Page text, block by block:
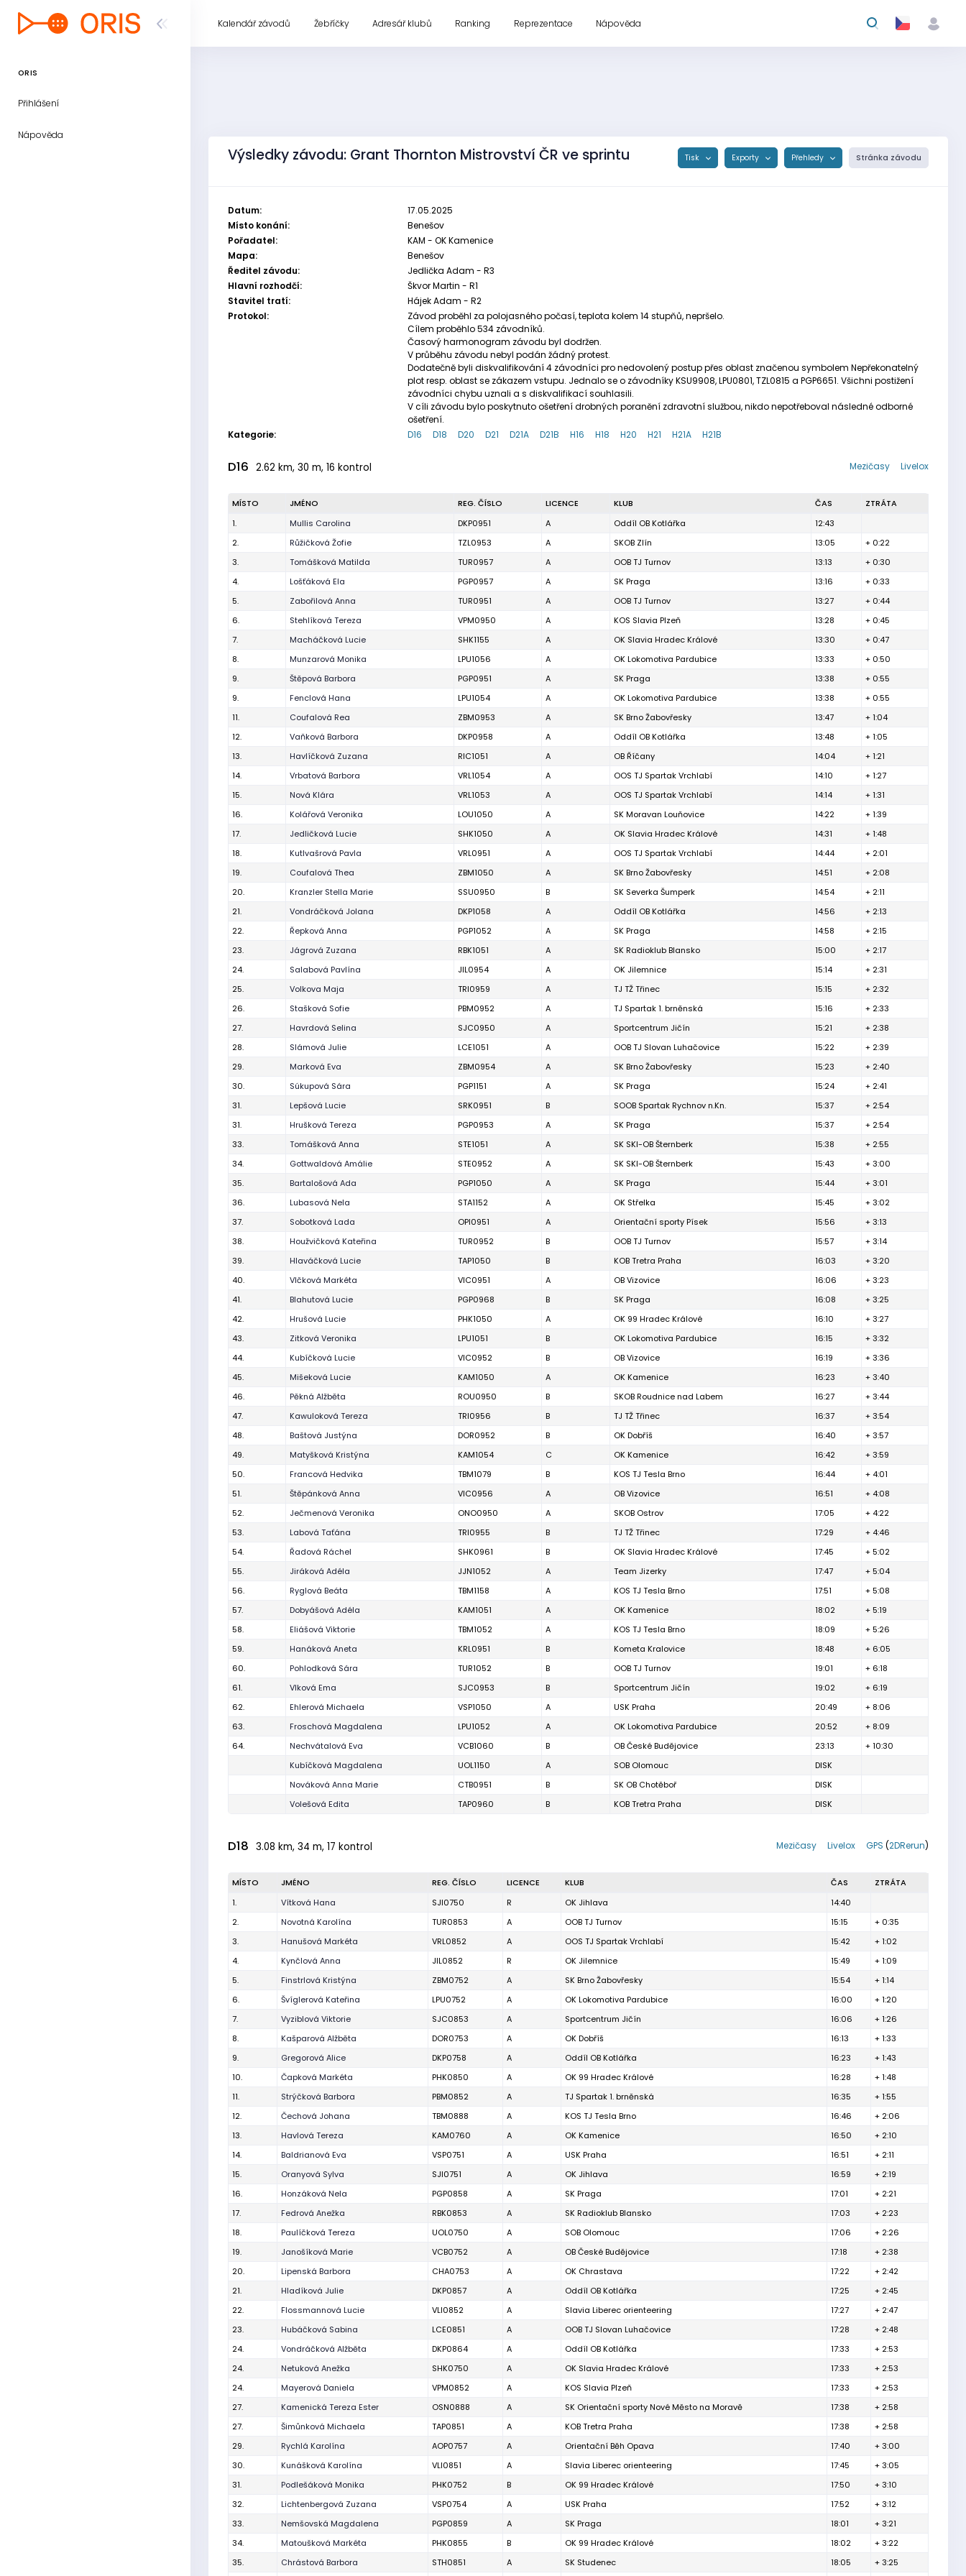
ORIS
Přihlášení
Nápověda
Kalendář závodů Žebříčky Adresář klubů Ranking Reprezentace Nápověda
Výsledky závodu: Grant Thornton Mistrovství ČR ve sprintu Tisk Exporty Přehledy Stránka závodu
Datum:
17.05.2025
Místo konání:
Benešov
Pořadatel:
KAM - OK Kamenice
Mapa:
Benešov
Ředitel závodu:
Jedlička Adam - R3
Hlavní rozhodčí:
Škvor Martin - R1
Stavitel tratí:
Hájek Adam - R2
Protokol:
Závod proběhl za polojasného počasí, teplota kolem 14 stupňů, nepršelo.
Cílem proběhlo 534 závodníků.
Časový harmonogram závodu byl dodržen.
V průběhu závodu nebyl podán žádný protest.
Dodatečně byli diskvalifikování 4 závodníci pro nedovolený postup přes oblast značenou symbolem Nepřekonatelný
plot resp. oblast se zákazem vstupu. Jednalo se o závodníky KSU9908, LPU0801, TZL0815 a PGP6651. Všichni postižení
závodníci chybu uznali a s diskvalifikací souhlasili.
V cíli závodu bylo poskytnuto ošetření drobných poranění zdravotní službou, nikdo nepotřeboval následné odborné
ošetření.
Kategorie:
D16 D18 D20 D21 D21A D21B H16 H18 H20 H21 H21A H21B
D16 2.62 km, 30 m, 16 kontrol Livelox
Mezičasy
MÍSTO JMÉNO REG. ČÍSLO LICENCE KLUB ČAS
ZTRÁTA
1.
Mullis Carolina DKP0951 A Oddíl OB Kotlářka
12:43
2.
Růžičková Žofie TZL0953 A SKOB Zlín 13:05
+ 0:22
3.
Tomášková Matilda TUR0957 A OOB TJ Turnov 13:13
+ 0:30
4.
Lošťáková Ela PGP0957 A SK Praga 13:16
+ 0:33
5.
Zabořilová Anna TUR0951 A OOB TJ Turnov 13:27
+ 0:44
6.
Stehlíková Tereza VPM0950 A KOS Slavia Plzeň 13:28
+ 0:45
7.
Macháčková Lucie SHK1155 A OK Slavia Hradec Králové 13:30
+ 0:47
8.
Munzarová Monika LPU1056 A OK Lokomotiva Pardubice 13:33
+ 0:50
9.
Štěpová Barbora PGP0951 A SK Praga 13:38
+ 0:55
9.
Fenclová Hana LPU1054 A OK Lokomotiva Pardubice 13:38
+ 0:55
11.
Coufalová Rea ZBM0953 A SK Brno Žabovřesky 13:47
+ 1:04
12.
Vaňková Barbora DKP0958 A Oddíl OB Kotlářka 13:48
+ 1:05
13.
Havlíčková Zuzana RIC1051 A OB Říčany 14:04
+ 1:21
14.
Vrbatová Barbora VRL1054 A OOS TJ Spartak Vrchlabí 14:10
+ 1:27
15.
Nová Klára VRL1053 A OOS TJ Spartak Vrchlabí 14:14
+ 1:31
16.
Kolářová Veronika LOU1050 A SK Moravan Louňovice 14:22
+ 1:39
17.
Jedličková Lucie SHK1050 A OK Slavia Hradec Králové 14:31
+ 1:48
18.
Kutlvašrová Pavla VRL0951 A OOS TJ Spartak Vrchlabí 14:44
+ 2:01
19.
Coufalová Thea ZBM1050 A SK Brno Žabovřesky 14:51
+ 2:08
20.
Kranzler Stella Marie SSU0950 B SK Severka Šumperk 14:54
+ 2:11
21.
Vondráčková Jolana DKP1058 A Oddíl OB Kotlářka 14:56
+ 2:13
22.
Řepková Anna PGP1052 A SK Praga 14:58
+ 2:15
23.
Jágrová Zuzana RBK1051 A SK Radioklub Blansko 15:00
+ 2:17
24.
Salabová Pavlína JIL0954 A OK Jilemnice 15:14
+ 2:31
25.
Volkova Maja TRI0959 A TJ TŽ Třinec 15:15
+ 2:32
26.
Stašková Sofie PBM0952 A TJ Spartak 1. brněnská 15:16
+ 2:33
27.
Havrdová Selina SJC0950 A Sportcentrum Jičín 15:21
+ 2:38
28.
Slámová Julie LCE1051 A OOB TJ Slovan Luhačovice 15:22
+ 2:39
29.
Marková Eva ZBM0954 A SK Brno Žabovřesky 15:23
+ 2:40
30.
Súkupová Sára PGP1151 A SK Praga 15:24
+ 2:41
31.
Lepšová Lucie SRK0951 B SOOB Spartak Rychnov n.Kn. 15:37
+ 2:54
31.
Hrušková Tereza PGP0953 A SK Praga 15:37
+ 2:54
33.
Tomášková Anna STE1051 A SK SKI-OB Šternberk 15:38
+ 2:55
34.
Gottwaldová Amálie STE0952 A SK SKI-OB Šternberk 15:43
+ 3:00
35.
Bartalošová Ada PGP1050 A SK Praga 15:44
+ 3:01
36.
Lubasová Nela STA1152 A OK Střelka 15:45
+ 3:02
37.
Sobotková Lada OPI0951 A Orientační sporty Písek 15:56
+ 3:13
38.
Houžvičková Kateřina TUR0952 B OOB TJ Turnov 15:57
+ 3:14
39.
Hlaváčková Lucie TAP1050 B KOB Tretra Praha 16:03
+ 3:20
40.
Vlčková Markéta VIC0951 A OB Vizovice 16:06
+ 3:23
41.
Blahutová Lucie PGP0968 B SK Praga 16:08
+ 3:25
42.
Hrušová Lucie PHK1050 A OK 99 Hradec Králové 16:10
+ 3:27
43.
Zitková Veronika LPU1051 B OK Lokomotiva Pardubice 16:15
+ 3:32
44.
Kubíčková Lucie VIC0952 B OB Vizovice 16:19
+ 3:36
45.
Mišeková Lucie KAM1050 A OK Kamenice 16:23
+ 3:40
46.
Pěkná Alžběta ROU0950 B SKOB Roudnice nad Labem 16:27
+ 3:44
47.
Kawuloková Tereza TRI0956 B TJ TŽ Třinec 16:37
+ 3:54
48.
Baštová Justýna DOR0952 B OK Dobříš 16:40
+ 3:57
49.
Matyšková Kristýna KAM1054 C OK Kamenice 16:42
+ 3:59
50.
Francová Hedvika TBM1079 B KOS TJ Tesla Brno 16:44
+ 4:01
51.
Štěpánková Anna VIC0956 A OB Vizovice 16:51
+ 4:08
52.
Ječmenová Veronika ONO0950 A SKOB Ostrov 17:05
+ 4:22
53.
Labová Taťána TRI0955 B TJ TŽ Třinec 17:29
+ 4:46
54.
Řadová Ráchel SHK0961 B OK Slavia Hradec Králové 17:45
+ 5:02
55.
Jiráková Adéla JJN1052 A Team Jizerky 17:47
+ 5:04
56.
Ryglová Beáta TBM1158 A KOS TJ Tesla Brno 17:51
+ 5:08
57.
Dobyášová Adéla KAM1051 A OK Kamenice 18:02
+ 5:19
58.
Eliášová Viktorie TBM1052 A KOS TJ Tesla Brno 18:09
+ 5:26
59.
Hanáková Aneta KRL0951 B Kometa Kralovice 18:48
+ 6:05
60.
Pohlodková Sára TUR1052 B OOB TJ Turnov 19:01
+ 6:18
61.
Vlková Ema SJC0953 B Sportcentrum Jičín 19:02
+ 6:19
62.
Ehlerová Michaela VSP1050 A USK Praha 20:49
+ 8:06
63.
Froschová Magdalena LPU1052 A OK Lokomotiva Pardubice 20:52
+ 8:09
64.
Nechvátalová Eva VCB1060 B OB České Budějovice 23:13
+ 10:30
Kubíčková Magdalena
UOL1150 A SOB Olomouc
DISK
Nováková Anna Marie
CTB0951 B SK OB Chotěboř
DISK
Volešová Edita
TAP0960 B KOB Tretra Praha DISK
D18 3.08 km, 34 m, 17 kontrol GPS (2DRerun)
Livelox
Mezičasy
MÍSTO JMÉNO REG. ČÍSLO LICENCE KLUB ČAS
ZTRÁTA
1.
Vítková Hana SJI0750 R OK Jihlava
14:40
2.
Novotná Karolína TUR0853 A OOB TJ Turnov 15:15
+ 0:35
3.
Hanušová Markéta VRL0852 A OOS TJ Spartak Vrchlabí 15:42
+ 1:02
4.
Kynčlová Anna JIL0852 R OK Jilemnice 15:49
+ 1:09
5.
Finstrlová Kristýna ZBM0752 A SK Brno Žabovřesky 15:54
+ 1:14
6.
Švíglerová Kateřina LPU0752 A OK Lokomotiva Pardubice 16:00
+ 1:20
7.
Vyziblová Viktorie SJC0853 A Sportcentrum Jičín 16:06
+ 1:26
8.
Kašparová Alžběta DOR0753 A OK Dobříš 16:13
+ 1:33
9.
Gregorová Alice DKP0758 A Oddíl OB Kotlářka 16:23
+ 1:43
10.
Čapková Markéta PHK0850 A OK 99 Hradec Králové 16:28
+ 1:48
11.
Strýčková Barbora PBM0852 A TJ Spartak 1. brněnská 16:35
+ 1:55
12.
Čechová Johana TBM0888 A KOS TJ Tesla Brno 16:46
+ 2:06
13.
Havlová Tereza KAM0760 A OK Kamenice 16:50
+ 2:10
14.
Baldrianová Eva VSP0751 A USK Praha 16:51
+ 2:11
15.
Oranyová Sylva SJI0751 A OK Jihlava 16:59
+ 2:19
16.
Honzáková Nela PGP0858 A SK Praga 17:01
+ 2:21
17.
Fedrová Anežka RBK0853 A SK Radioklub Blansko 17:03
+ 2:23
18.
Paulíčková Tereza UOL0750 A SOB Olomouc 17:06
+ 2:26
19.
Janošíková Marie VCB0752 A OB České Budějovice 17:18
+ 2:38
20.
Lipenská Barbora CHA0753 A OK Chrastava 17:22
+ 2:42
21.
Hladíková Julie DKP0857 A Oddíl OB Kotlářka 17:25
+ 2:45
22.
Flossmannová Lucie VLI0852 A Slavia Liberec orienteering 17:27
+ 2:47
23.
Hubáčková Sabina LCE0851 A OOB TJ Slovan Luhačovice 17:28
+ 2:48
24.
Vondráčková Alžběta DKP0864 A Oddíl OB Kotlářka 17:33
+ 2:53
24.
Netuková Anežka SHK0750 A OK Slavia Hradec Králové 17:33
+ 2:53
24.
Mayerová Daniela VPM0852 A KOS Slavia Plzeň 17:33
+ 2:53
27.
Kamenická Tereza Ester OSN0888 A SK Orientační sporty Nové Město na Moravě 17:38
+ 2:58
27.
Šimůnková Michaela TAP0851 A KOB Tretra Praha 17:38
+ 2:58
29.
Rychlá Karolína AOP0757 A Orientační Běh Opava 17:40
+ 3:00
30.
Kunášková Karolína VLI0851 A Slavia Liberec orienteering 17:45
+ 3:05
31.
Podlešáková Monika PHK0752 B OK 99 Hradec Králové 17:50
+ 3:10
32.
Lichtenbergová Zuzana VSP0754 A USK Praha 17:52
+ 3:12
33.
Nemšovská Magdalena PGP0859 A SK Praga 18:01
+ 3:21
34.
Matoušková Markéta PHK0855 B OK 99 Hradec Králové 18:02
+ 3:22
35.
Chrástová Barbora STH0851 A SK Studenec 18:05 + 3:25